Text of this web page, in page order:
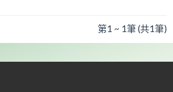
第1 ~ 1筆 (共1筆)